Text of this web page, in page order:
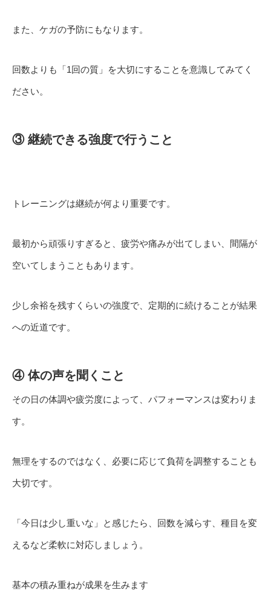
また、ケガの予防にもなります。
回数よりも「1回の質」を大切にすることを意識してみてく
ださい。
③ 継続できる強度で行うこと
トレーニングは継続が何より重要です。
最初から頑張りすぎると、疲労や痛みが出てしまい、間隔が
空いてしまうこともあります。
少し余裕を残すくらいの強度で、定期的に続けることが結果
への近道です。
④ 体の声を聞くこと
その日の体調や疲労度によって、パフォーマンスは変わりま
す。
無理をするのではなく、必要に応じて負荷を調整することも
大切です。
「今日は少し重いな」と感じたら、回数を減らす、種目を変
えるなど柔軟に対応しましょう。
基本の積み重ねが成果を生みます